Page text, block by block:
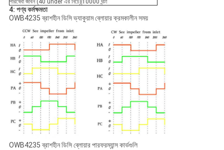
পরিষেবা জীবন (40 under এর নিচে) 10000 ঘন্টা
4: পণ্য কর্মক্ষমতা
OWB4235 ব্রাশহীন ডিসি ভ্যাকুয়াম ব্লোয়ার ক্রমকালীন সময়
OWB4235 ব্রাশহীন ডিসি ব্লোয়ার পারফরম্যান্স কার্ভগুলি